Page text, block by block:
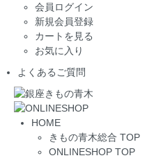
会員ログイン
新規会員登録
カートを見る
お気に入り
よくあるご質問
HOME
きもの青木総合 TOP
ONLINESHOP TOP